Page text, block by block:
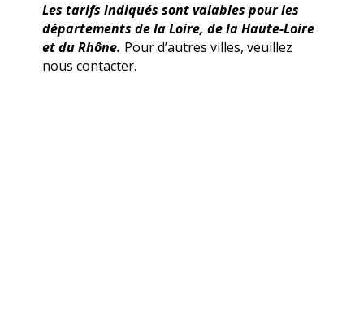
Les tarifs indiqués sont valables pour les
départements de la Loire, de la Haute-Loire
et du Rhône. Pour d’autres villes, veuillez
nous contacter.